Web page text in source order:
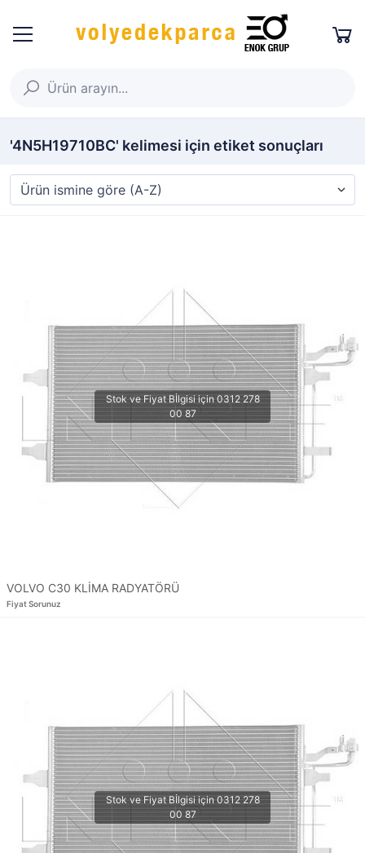
'4N5H19710BC' kelimesi için etiket sonuçları
VOLVO C30 KLİMA RADYATÖRÜ
Fiyat Sorunuz